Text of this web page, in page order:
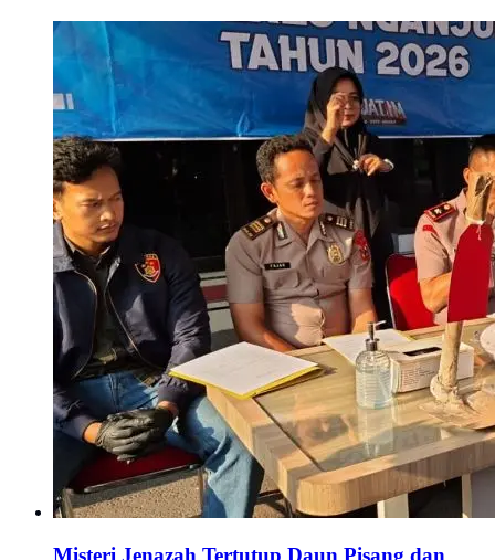
Misteri Jenazah Tertutup Daun Pisang dan